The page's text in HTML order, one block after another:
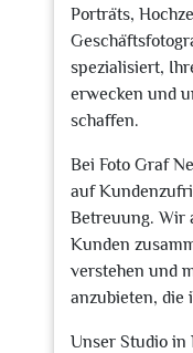
Porträts,
spezialisiert,
erwecken und
schaffen.
Bei Foto Graf
auf
Betreuung. Wir
Kunden
verstehen und
anzubieten, die
Unser Studio in